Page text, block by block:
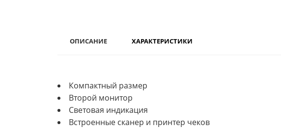
ОПИСАНИЕ ХАРАКТЕРИСТИКИ
Компактный размер
Второй монитор
Световая индикация
Встроенные сканер и принтер чеков